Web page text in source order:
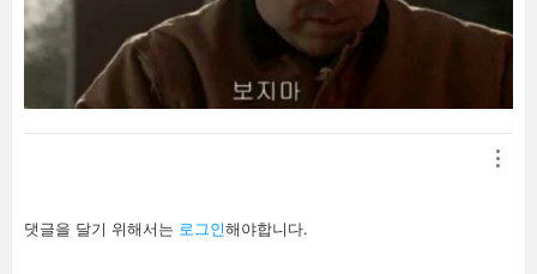
답
글
댓글을 달기 위해서는 로그인해야합니다.